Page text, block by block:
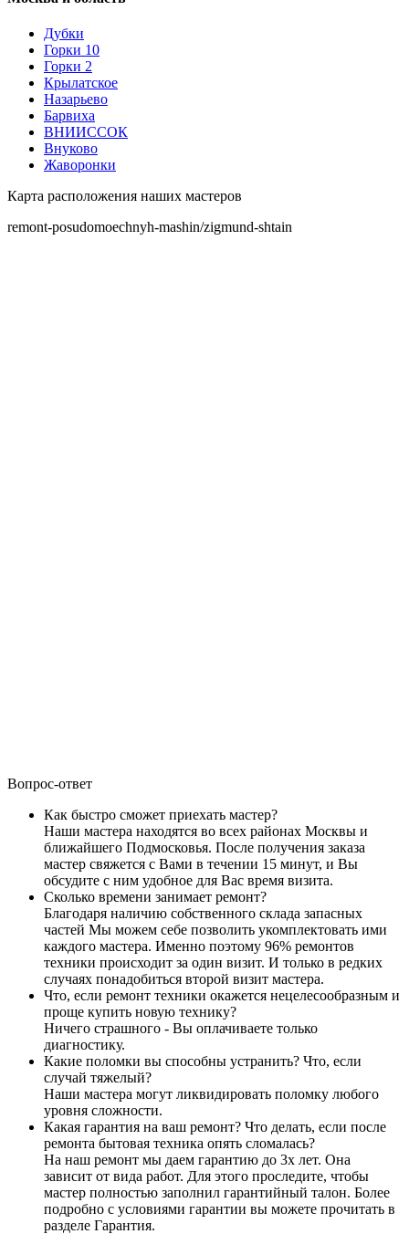
Дубки
Горки 10
Горки 2
Крылатское
Назарьево
Барвиха
ВНИИССОК
Внуково
Жаворонки
Карта расположения наших мастеров
remont-posudomoechnyh-mashin/zigmund-shtain
Вопрос-ответ
Как быстро сможет приехать мастер?
Наши мастера находятся во всех районах Москвы и
ближайшего Подмосковья. После получения заказа
мастер свяжется с Вами в течении 15 минут, и Вы
обсудите с ним удобное для Вас время визита.
Сколько времени занимает ремонт?
Благодаря наличию собственного склада запасных
частей Мы можем себе позволить укомплектовать ими
каждого мастера. Именно поэтому 96% ремонтов
техники происходит за один визит. И только в редких
случаях понадобиться второй визит мастера.
Что, если ремонт техники окажется нецелесообразным и
проще купить новую технику?
Ничего страшного - Вы оплачиваете только
диагностику.
Какие поломки вы способны устранить? Что, если
случай тяжелый?
Наши мастера могут ликвидировать поломку любого
уровня сложности.
Какая гарантия на ваш ремонт? Что делать, если после
ремонта бытовая техника опять сломалась?
На наш ремонт мы даем гарантию до 3х лет. Она
зависит от вида работ. Для этого проследите, чтобы
мастер полностью заполнил гарантийный талон. Более
подробно с условиями гарантии вы можете прочитать в
разделе Гарантия.